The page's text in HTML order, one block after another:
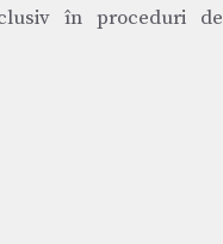
în proceduri de